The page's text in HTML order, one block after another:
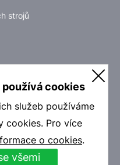
cookies
služeb používáme
cookies. Pro více
o cookies.
všemi
strojů